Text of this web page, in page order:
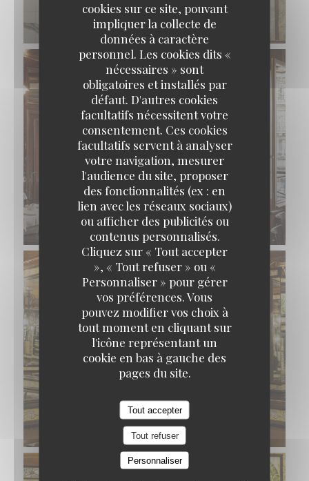
cookies sur ce site, pouvant
impliquer la collecte de
données à caractère
personnel. Les cookies dits «
nécessaires » sont
obligatoires et installés par
défaut. D'autres cookies
facultatifs nécessitent votre
consentement. Ces cookies
facultatifs servent à analyser
votre navigation, mesurer
l'audience du site, proposer
des fonctionnalités (ex : en
lien avec les réseaux sociaux)
ou afficher des publicités ou
contenus personnalisés.
Cliquez sur « Tout accepter
», « Tout refuser » ou «
Personnaliser » pour gérer
vos préférences. Vous
pouvez modifier vos choix à
tout moment en cliquant sur
l'icône représentant un
cookie en bas à gauche des
pages du site.
Tout accepter
Tout refuser
Personnaliser